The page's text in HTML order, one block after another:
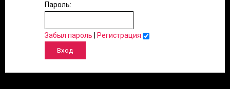
Пароль:
Забыл пароль Регистрация